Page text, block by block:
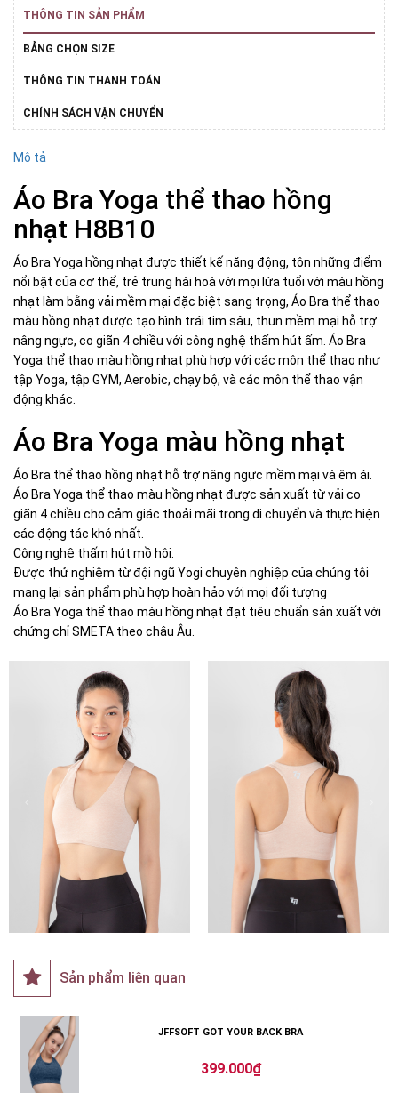
THÔNG TIN SẢN PHẨM
BẢNG CHỌN SIZE
THÔNG TIN THANH TOÁN
CHÍNH SÁCH VẬN CHUYỂN
Mô tả
Áo Bra Yoga thể thao hồng
nhạt H8B10
Áo Bra Yoga hồng nhạt được thiết kế năng động, tôn những điểm
nổi bật của cơ thể, trẻ trung hài hoà với mọi lứa tuổi với màu hồng
nhạt làm bằng vải mềm mại đặc biệt sang trọng, Áo Bra thể thao
màu hồng nhạt được tạo hình trái tim sâu, thun mềm mại hỗ trợ
nâng ngực, co giãn 4 chiều với công nghệ thấm hút ấm. Áo Bra
Yoga thể thao màu hồng nhạt phù hợp với các môn thể thao như
tập Yoga, tập GYM, Aerobic, chạy bộ, và các môn thể thao vận
động khác.
Áo Bra Yoga màu hồng nhạt
Áo Bra thể thao hồng nhạt hỗ trợ nâng ngực mềm mại và êm ái.
Áo Bra Yoga thể thao màu hồng nhạt được sản xuất từ vải co
giãn 4 chiều cho cảm giác thoải mãi trong di chuyển và thực hiện
các động tác khó nhất.
Công nghệ thấm hút mồ hôi.
Được thử nghiệm từ đội ngũ Yogi chuyên nghiệp của chúng tôi
mang lại sản phẩm phù hợp hoàn hảo với mọi đối tượng
Áo Bra Yoga thể thao màu hồng nhạt đạt tiêu chuẩn sản xuất với
chứng chỉ SMETA theo châu Âu.
Sản phẩm liên quan
JFFSOFT GOT YOUR BACK BRA
399.000₫